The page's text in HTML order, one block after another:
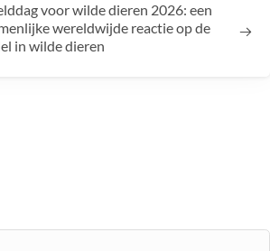
voor wilde dieren 2026: een
wereldwijde reactie op de
in wilde dieren